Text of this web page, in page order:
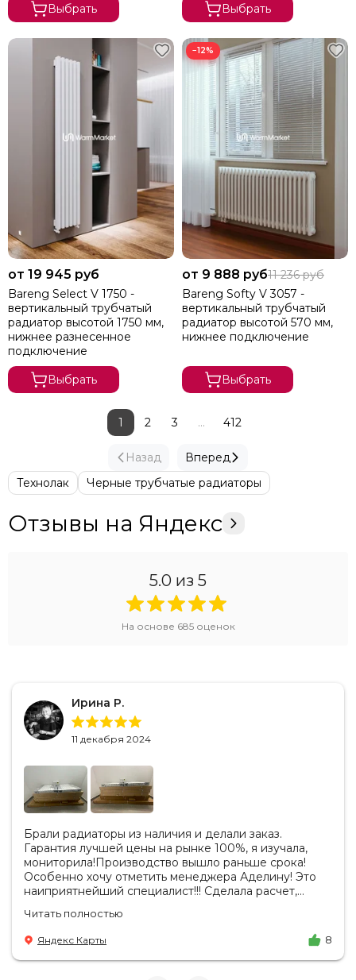
Выбрать
Выбрать
от 19 945 руб
Bareng Select V 1750 -
вертикальный трубчатый
радиатор высотой 1750 мм,
нижнее разнесенное
подключение
Выбрать
−12%
от 9 888 руб11 236 руб
Bareng Softy V 3057 -
вертикальный трубчатый
радиатор высотой 570 мм,
нижнее подключение
Выбрать
Назад
1 2 3 ... 412
Вперед
Технолак
Черные трубчатые радиаторы
Отзывы на Яндекс
5.0 из 5
На основе 685оценок
Ирина Р.
11 декабря 2024
Брали радиаторы из наличия и делали заказ.
Гарантия лучшей цены на рынке 100%, я изучала,
мониторила!Производство вышло раньше срока!
Особенно хочу отметить менеджера Аделину! Это
наиприятнейший специалист!!! Сделала расчет,
цену. Всегда на связи, на все вопросы есть ответы.
Доставка на удобный день, удобное время! Никаких
замечаний, только бесконечное удовольствие от
взаимодействия с ней. Вот это я понимаю - ЛИЦО
Читать полностью
Яндекс Карты 8